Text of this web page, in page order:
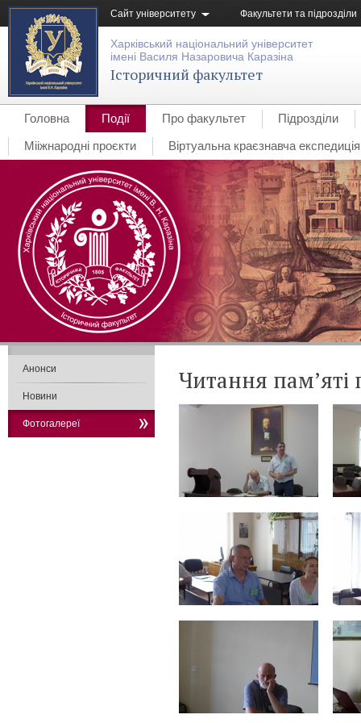
Сайт університету Факультети та підрозділи
Харківський національний університет
імені Василя Назаровича Каразіна
Історичний факультет
Головна Події Про факультет
Підрозділи
Мііжнародні проєкти
Віртуальна краєзнавча
Читання пам’яті
Анонси
Новини
Фотогалереї